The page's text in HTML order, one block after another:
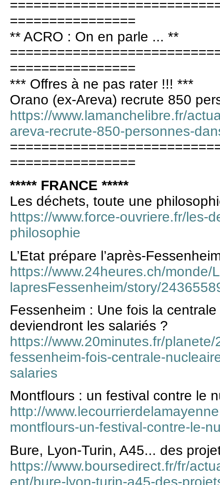
================
** ACRO : On en parle ... **
================
*** Offres à ne pas rater !!! ***
Orano (ex-Areva) recrute 850
https://www.lamanchelibre.fr/
areva-recrute-850-personnes-
================
***** FRANCE *****
Les déchets, toute une
https://www.force-ouvriere.fr/les-
philosophie
L’Etat prépare l’après-
https://www.24heures.ch/monde/
lapresFessenheim/story/
Fessenheim : Une fois la
deviendront les salariés ?
https://www.20minutes.fr/
fessenheim-fois-centrale-
salaries
Montflours : un festival contre le
http://
montflours-un-festival-contre-le-
Bure, Lyon-Turin, A45... des
https://www.boursedirect.fr/fr/
ent/bure-lyon-turin-a45-des-